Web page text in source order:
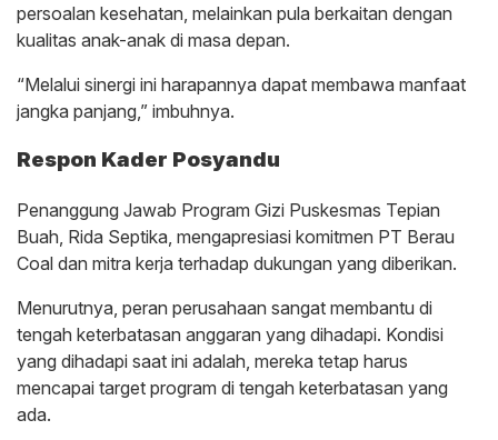
persoalan kesehatan, melainkan pula berkaitan dengan
kualitas anak-anak di masa depan.
“Melalui sinergi ini harapannya dapat membawa manfaat
jangka panjang,” imbuhnya.
Respon Kader Posyandu
Penanggung Jawab Program Gizi Puskesmas Tepian
Buah, Rida Septika, mengapresiasi komitmen PT Berau
Coal dan mitra kerja terhadap dukungan yang diberikan.
Menurutnya, peran perusahaan sangat membantu di
tengah keterbatasan anggaran yang dihadapi. Kondisi
yang dihadapi saat ini adalah, mereka tetap harus
mencapai target program di tengah keterbatasan yang
ada.